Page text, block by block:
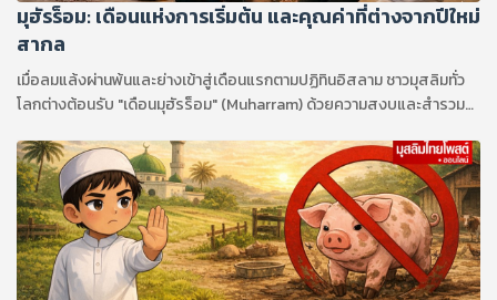
มุฮัรร็อม: เดือนแห่งการเริ่มต้น และคุณค่าที่ต่างจากปีใหม่
สากล
เมื่อลมแล้งผ่านพ้นและย่างเข้าสู่เดือนแรกตามปฏิทินอิสลาม ชาวมุสลิมทั่ว
โลกต่างต้อนรับ "เดือนมุฮัรร็อม" (Muharram) ด้วยความสงบและสำรวม
แต่ยังเป็นหนึ่งในสี่ "เดือนต้องห้าม" หรือเดือนศักดิ์สิทธิ์ที่พระผู้เป็นเจ้าทรง
กำหนดห้ามมิให้มีการสู้รบ เพื่อให้เป็นช่วงเวลาแห่งสันติภาพและการทบทวน
ตนเอง